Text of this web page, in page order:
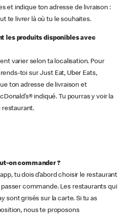
et indique ton adresse de livraison :
te livrer là où tu le souhaites.
les produits disponibles avec
varier selon ta localisation. Pour
toi sur Just Eat, Uber Eats,
ton adresse de livraison et
indiqué. Tu pourras y voir la
restaurant.
on commander ?
tu dois d’abord choisir le restaurant
commande. Les restaurants qui
sont grisés sur la carte. Si tu as
nous te proposons